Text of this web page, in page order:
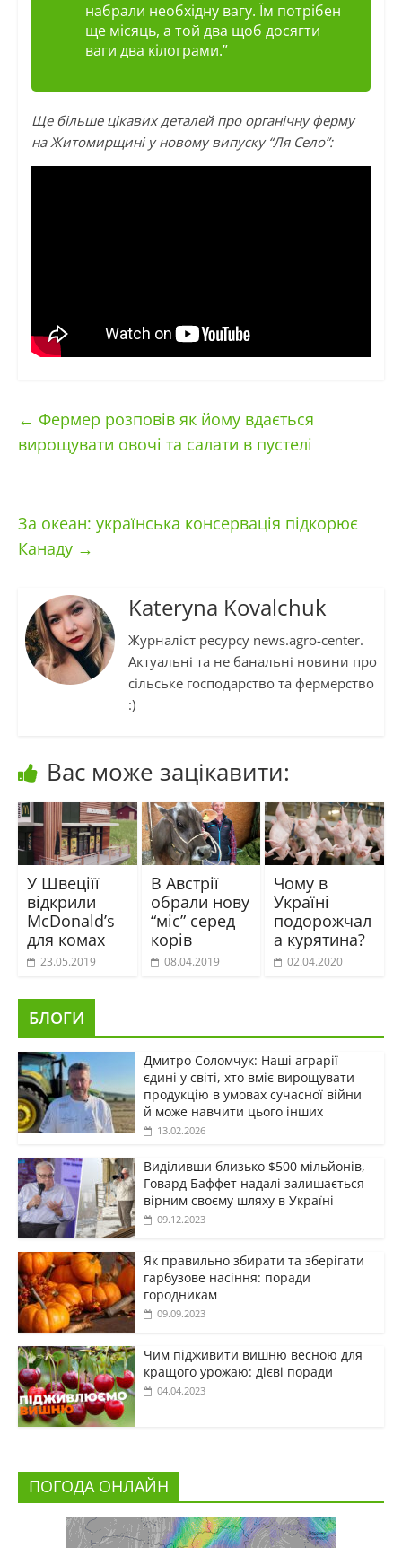
набрали необхідну вагу. Їм потрібен
ще місяць, а той два щоб досягти
ваги два кілограми.”
Ще більше цікавих деталей про органічну ферму
на Житомирщині у новому випуску “Ля Село”:
← Фермер розповів як йому вдається
вирощувати овочі та салати в пустелі
За океан: українська консервація підкорює
Канаду →
Kateryna Kovalchuk
Журналіст ресурсу news.agro-center.
Актуальні та не банальні новини про
сільське господарство та фермерство
:)
Вас може зацікавити:
У Швеціїї
відкрили
McDonald’s
для комах
23.05.2019
В Австрії
обрали нову
“міс” серед
корів
08.04.2019
Чому в
Україні
подорожчал
а курятина?
02.04.2020
БЛОГИ
Дмитро Соломчук: Наші аграрії
єдині у світі, хто вміє вирощувати
продукцію в умовах сучасної війни
й може навчити цього інших
13.02.2026
Виділивши близько $500 мільйонів,
Говард Баффет надалі залишається
вірним своєму шляху в Україні
09.12.2023
Як правильно збирати та зберігати
гарбузове насіння: поради
городникам
09.09.2023
Чим підживити вишню весною для
кращого урожаю: дієві поради
04.04.2023
ПОГОДА ОНЛАЙН